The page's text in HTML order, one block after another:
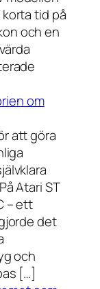
tid på
och en
om
att göra
Atari ST
– ett
det
och
[…]